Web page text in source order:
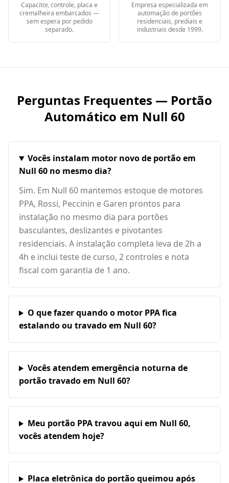
Capacitor, controle, placa e
cremalheira embarcados —
sem espera por pedido
separado.
Empresa especializada em
automação de portões
residenciais, prediais e
industriais desde 1999.
Perguntas Frequentes — Portão
Automático em Null 60
Vocês instalam motor novo de portão em
Null 60 no mesmo dia?
Sim. Em Null 60 mantemos estoque de motores
PPA, Rossi, Peccinin e Garen prontos para
instalação no mesmo dia para portões
basculantes, deslizantes e pivotantes
residenciais. A instalação completa leva de 2h a
4h e inclui teste de curso, 2 controles e nota
fiscal com garantia de 1 ano.
O que fazer quando o motor PPA fica
estalando ou travado em Null 60?
Vocês atendem emergência noturna de
portão travado em Null 60?
Meu portão PPA travou aqui em Null 60,
vocês atendem hoje?
Placa eletrônica do portão queimou após